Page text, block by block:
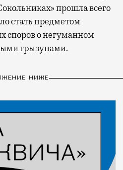
прошла всего
стать предметом
споров о негуманном
грызунами.
НИЖЕ